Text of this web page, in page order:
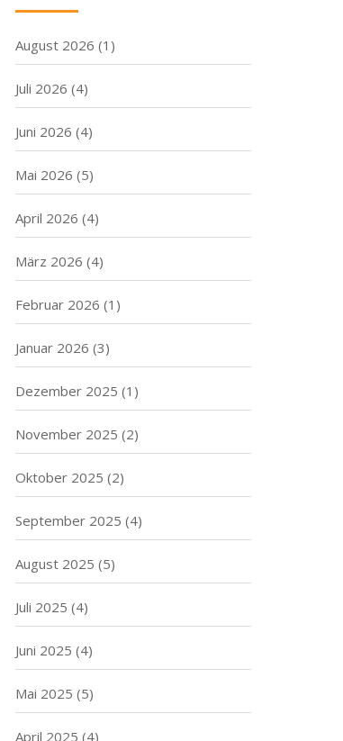
August 2026 (1)
Juli 2026 (4)
Juni 2026 (4)
Mai 2026 (5)
April 2026 (4)
März 2026 (4)
Februar 2026 (1)
Januar 2026 (3)
Dezember 2025 (1)
November 2025 (2)
Oktober 2025 (2)
September 2025 (4)
August 2025 (5)
Juli 2025 (4)
Juni 2025 (4)
Mai 2025 (5)
April 2025 (4)